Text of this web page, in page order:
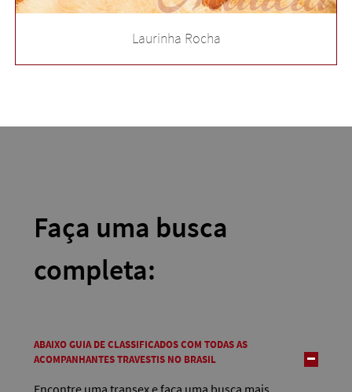
Laurinha Rocha
Faça uma busca
completa:
ABAIXO GUIA DE CLASSIFICADOS COM TODAS AS
ACOMPANHANTES TRAVESTIS NO BRASIL
Encontre uma transex e faça uma busca mais